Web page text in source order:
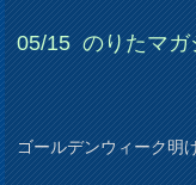
05/15 のりたマガ
ゴールデンウィーク明